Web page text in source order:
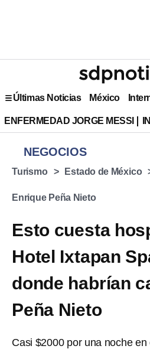
Últimas Noticias México
ENFERMEDAD JORGE MESSI
NEGOCIOS
Turismo Estado de México
Enrique Peña Nieto
Esto cuesta
Hotel Ixtapan
donde habrían
Peña Nieto
Casi $2000 por una noche